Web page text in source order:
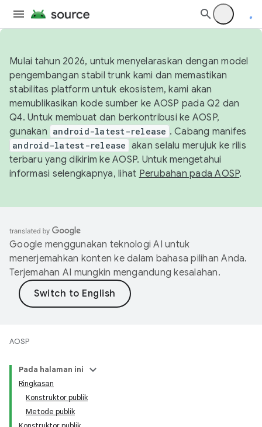
Mulai tahun 2026, untuk menyelaraskan dengan model
pengembangan stabil trunk kami dan memastikan
stabilitas platform untuk ekosistem, kami akan
memublikasikan kode sumber ke AOSP pada Q2 dan
Q4. Untuk membuat dan berkontribusi ke AOSP,
gunakan android-latest-release . Cabang manifes
android-latest-release akan selalu merujuk ke rilis
terbaru yang dikirim ke AOSP. Untuk mengetahui
informasi selengkapnya, lihat Perubahan pada AOSP.
Google menggunakan teknologi AI untuk
menerjemahkan konten ke dalam bahasa pilihan Anda.
Terjemahan AI mungkin mengandung kesalahan.
AOSP
Pada halaman ini
Ringkasan
Konstruktor publik
Metode publik